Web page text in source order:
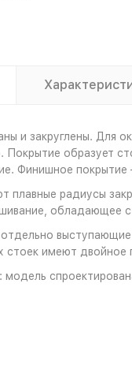
и закруглены. Для
образует
Финишное
плавные радиусы
обладающее
стоек имеют двойное
модель